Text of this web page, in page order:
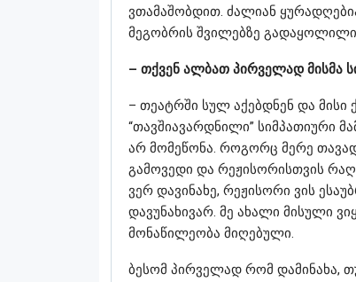
ვთამაშობდით. ძალიან
მეგობრის შვილებზე გადაყოლილი
– თქვენ ალბათ პირველად მისმა
– თეატრში სულ აქებდნენ და მისი
“თავშიავარდნილი” სიმპათიური
არ მომეწონა. როგორც მერე
გამოვედი და რეჟისორისთვის
ვერ დავინახე, რეჟისორი ვის
დავუნახივარ. მე ახალი მისული
მონაწილეობა მიღებული.
ბესომ პირველად რომ დამინახა,